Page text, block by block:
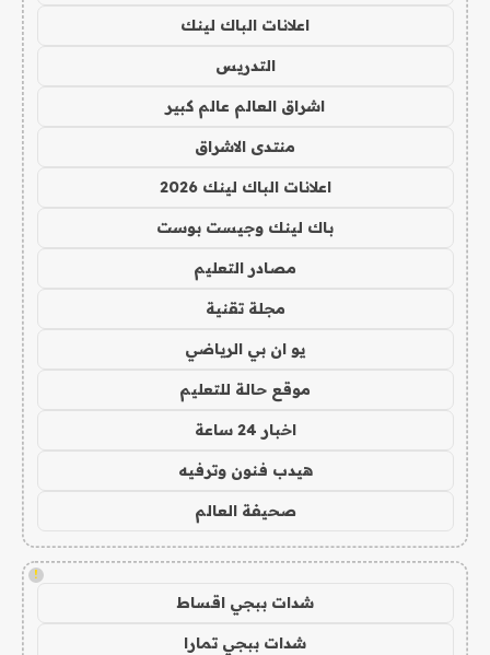
اعلانات الباك لينك
التدريس
اشراق العالم عالم كبير
منتدى الاشراق
اعلانات الباك لينك 2026
باك لينك وجيست بوست
مصادر التعليم
مجلة تقنية
يو ان بي الرياضي
موقع حالة للتعليم
اخبار 24 ساعة
هيدب فنون وترفيه
صحيفة العالم
!
شدات ببجي اقساط
شدات ببجي تمارا